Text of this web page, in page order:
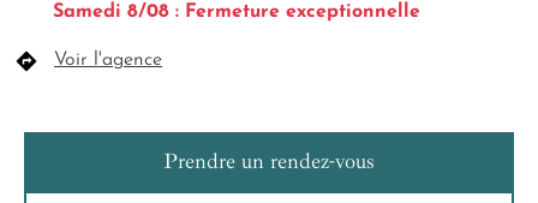
Samedi 8/08 : Fermeture exceptionnelle
Voir l'agence
Prendre un rendez-vous